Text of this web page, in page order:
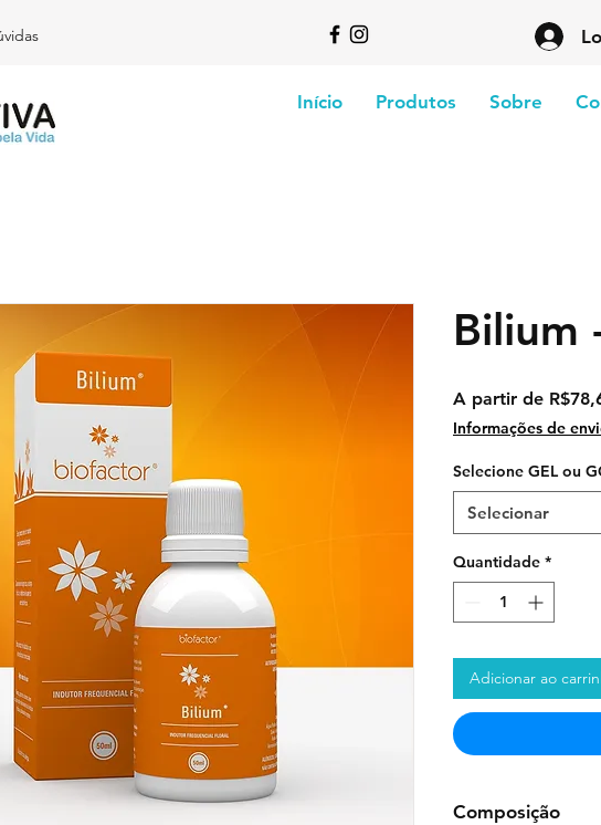
Início Produtos Sobre
Bilium
A partir de
Informações de
Selecione GEL ou
Selecionar
Quantidade *
Adicionar ao
Composição